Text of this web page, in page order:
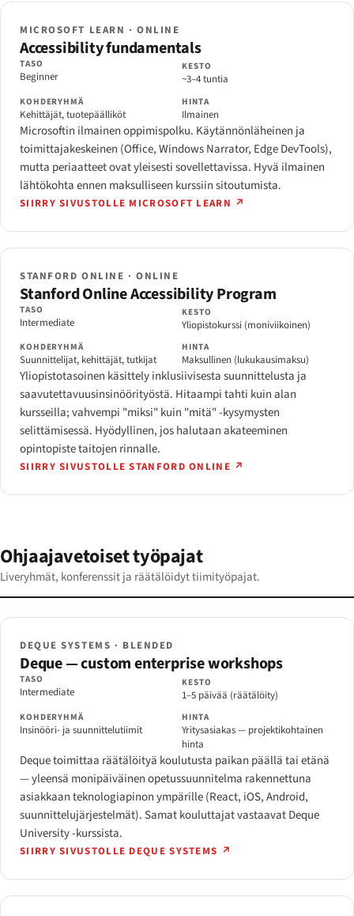
MICROSOFT LEARN · ONLINE
Accessibility fundamentals
TASO
Beginner
KESTO
~3–4 tuntia
KOHDERYHMÄ
Kehittäjät, tuotepäälliköt
HINTA
Ilmainen
Microsoftin ilmainen oppimispolku. Käytännönläheinen ja
toimittajakeskeinen (Office, Windows Narrator, Edge DevTools),
mutta periaatteet ovat yleisesti sovellettavissa. Hyvä ilmainen
lähtökohta ennen maksulliseen kurssiin sitoutumista.
SIIRRY SIVUSTOLLE MICROSOFT LEARN ↗
STANFORD ONLINE · ONLINE
Stanford Online Accessibility Program
TASO
Intermediate
KESTO
Yliopistokurssi (moniviikoinen)
KOHDERYHMÄ
Suunnittelijat, kehittäjät, tutkijat
HINTA
Maksullinen (lukukausimaksu)
Yliopistotasoinen käsittely inklusiivisesta suunnittelusta ja
saavutettavuusinsinöörityöstä. Hitaampi tahti kuin alan
kursseilla; vahvempi "miksi" kuin "mitä" -kysymysten
selittämisessä. Hyödyllinen, jos halutaan akateeminen
opintopiste taitojen rinnalle.
SIIRRY SIVUSTOLLE STANFORD ONLINE ↗
Ohjaajavetoiset työpajat
Liveryhmät, konferenssit ja räätälöidyt tiimityöpajat.
DEQUE SYSTEMS · BLENDED
Deque — custom enterprise workshops
TASO
Intermediate
KESTO
1–5 päivää (räätälöity)
KOHDERYHMÄ
Insinööri- ja suunnittelutiimit
HINTA
Yritysasiakas — projektikohtainen
hinta
Deque toimittaa räätälöityä koulutusta paikan päällä tai etänä
— yleensä monipäiväinen opetussuunnitelma rakennettuna
asiakkaan teknologiapinon ympärille (React, iOS, Android,
suunnittelujärjestelmät). Samat kouluttajat vastaavat Deque
University -kurssista.
SIIRRY SIVUSTOLLE DEQUE SYSTEMS ↗